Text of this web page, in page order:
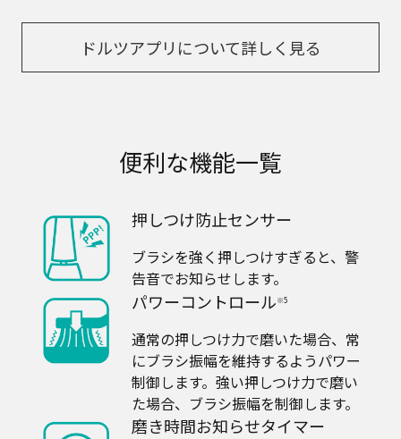
ドルツアプリについて詳しく見る
便利な機能一覧
押しつけ防止センサー
ブラシを強く押しつけすぎると、警
告音でお知らせします。
パワーコントロール※5
通常の押しつけ力で磨いた場合、常
にブラシ振幅を維持するようパワー
制御します。強い押しつけ力で磨い
た場合、ブラシ振幅を制御します。
磨き時間お知らせタイマー